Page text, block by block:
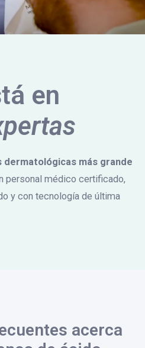
en
dermatológicas más grande
personal médico certificado,
y con tecnología de última
acerca